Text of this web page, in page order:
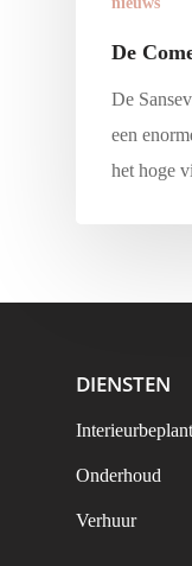
De
De
een
het hoge
DIENSTEN
Onderhoud
Verhuur